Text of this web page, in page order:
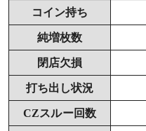
コイン持ち
純増枚数
閉店欠損
打ち出し状況
CZスルー回数